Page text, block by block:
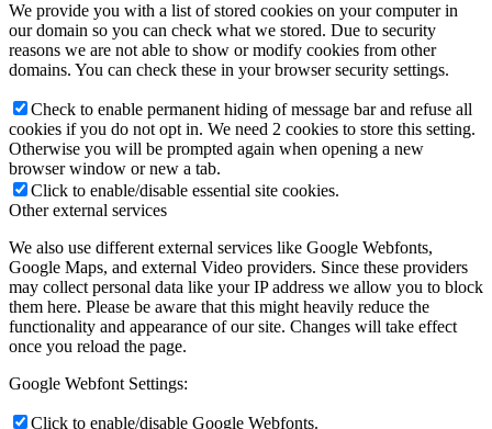
We provide you with a list of stored cookies on your computer in
our domain so you can check what we stored. Due to security
reasons we are not able to show or modify cookies from other
domains. You can check these in your browser security settings.
Check to enable permanent hiding of message bar and refuse all
cookies if you do not opt in. We need 2 cookies to store this setting.
Otherwise you will be prompted again when opening a new
browser window or new a tab.
Click to enable/disable essential site cookies.
Other external services
We also use different external services like Google Webfonts,
Google Maps, and external Video providers. Since these providers
may collect personal data like your IP address we allow you to block
them here. Please be aware that this might heavily reduce the
functionality and appearance of our site. Changes will take effect
once you reload the page.
Google Webfont Settings:
Click to enable/disable Google Webfonts.